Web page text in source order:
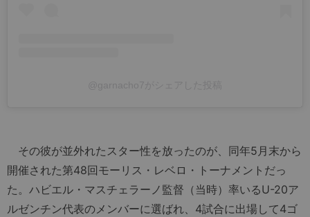
その彼が並外れたスター性を放ったのが、同年5月末から
開催された第48回モーリス・レベロ・トーナメントだっ
た。ハビエル・マスチェラーノ監督（当時）率いるU-20ア
ルゼンチン代表のメンバーに選ばれ、4試合に出場して4ゴ